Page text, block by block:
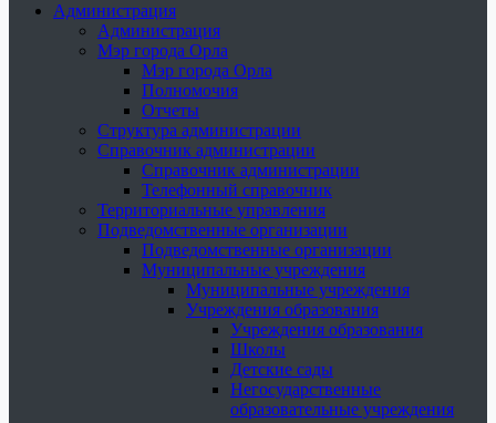
Администрация
Администрация
Мэр города Орла
Мэр города Орла
Полномочия
Отчеты
Структура администрации
Справочник администрации
Справочник администрации
Телефонный справочник
Территориальные управления
Подведомственные организации
Подведомственные организации
Муниципальные учреждения
Муниципальные учреждения
Учреждения образования
Учреждения образования
Школы
Детские сады
Негосударственные
образовательные учреждения